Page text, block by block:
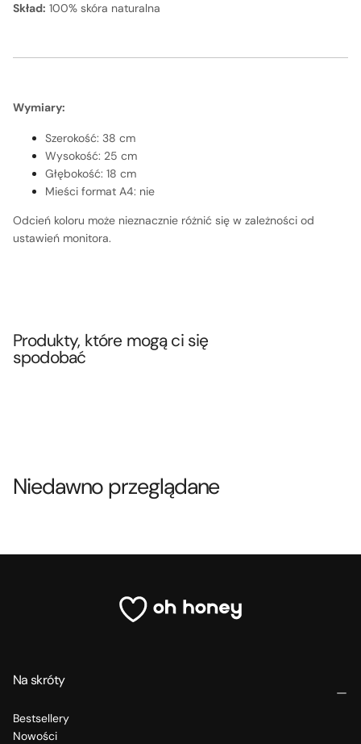
Skład: 100% skóra naturalna
Wymiary:
Szerokość: 38 cm
Wysokość: 25 cm
Głębokość: 18 cm
Mieści format A4: nie
Odcień koloru może nieznacznie różnić się w zależności od
ustawień monitora.
Produkty, które mogą ci się
spodobać
Niedawno przeglądane
Na skróty
Bestsellery
Nowości